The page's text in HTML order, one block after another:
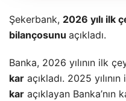
Şekerbank, 2026 yılı ilk
bilançosunu açıkladı.
Banka, 2026 yılının ilk
kar açıkladı. 2025
kar açıklayan Banka’nın